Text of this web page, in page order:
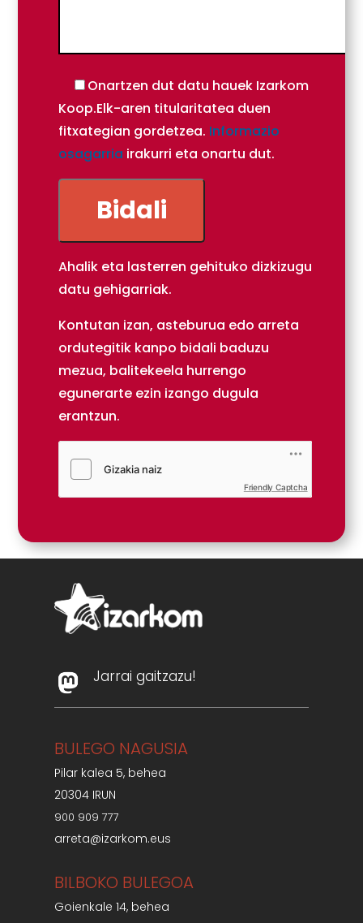
Onartzen dut datu hauek Izarkom
Koop.Elk-aren titularitatea duen
fitxategian gordetzea. Informazio
osagarria irakurri eta onartu dut.
Ahalik eta lasterren gehituko dizkizugu
datu gehigarriak.
Kontutan izan, asteburua edo arreta
ordutegitik kanpo bidali baduzu
mezua, balitekeela hurrengo
egunerarte ezin izango dugula
erantzun.
Friendly Captcha
Jarrai gaitzazu!
BULEGO NAGUSIA
Pilar kalea 5, behea
20304 IRUN
900 909 777
arreta@izarkom.eus
BILBOKO BULEGOA
Goienkale 14, behea